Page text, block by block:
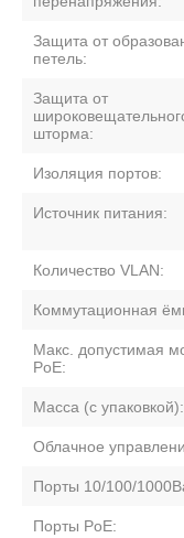
Защита от
петель:
Защита от
шторма:
Изоляция портов:
Источник питания:
Количество VLAN:
Коммутационная
Макс. допустимая
PoE:
Масса (с упаковкой):
Облачное
Порты 10/100/
Порты PoE: